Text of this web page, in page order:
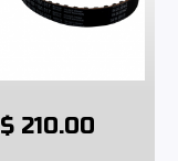
$ 210.00